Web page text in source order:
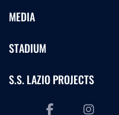
MEDIA
STADIUM
S.S. LAZIO PROJECTS